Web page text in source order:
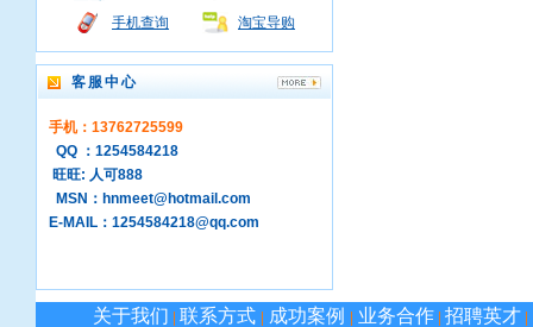
手机查询
淘宝导购
客服中心
手机：13762725599
QQ ：1254584218
旺旺: 人可888
MSN：hnmeet@hotmail.com
E-MAIL：1254584218@qq.com
关于我们 | 联系方式 | 成功案例 | 业务合作 | 招聘英才 |